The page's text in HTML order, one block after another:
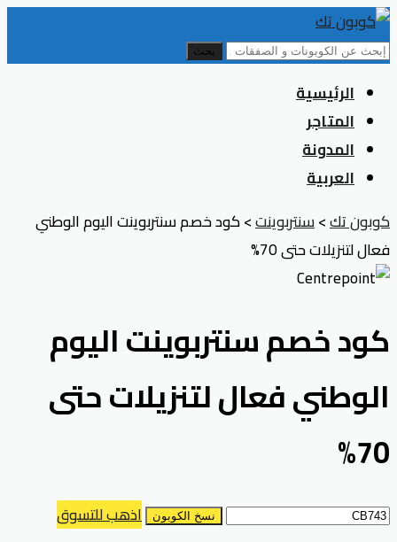
بحث
Skip
content
الرئيسية
المتاجر
المدونة
العربية
كوبون تك>سنتربوينت>كود خصم سنتربوينت اليوم الوطني
فعال لتنزيلات حتى 70%
كود خصم سنتربوينت اليوم
الوطني فعال لتنزيلات حتى
70%
نسخ الكوبون
اذهب للتسوق